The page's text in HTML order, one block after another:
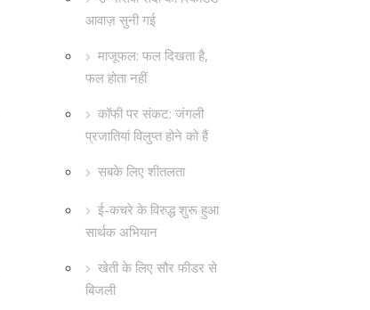
आवाज़ सुनी गई
माजूफल: फल दिखता है,
फल होता नहीं
कॉफी पर संकट: जंगली
प्रजातियां विलुप्त होने को हैं
सबके लिए शीतलता
ई-कचरे के विरुद्ध शुरू हुआ
सार्थक अभियान
खेती के लिए सौर फीडर से
बिजली